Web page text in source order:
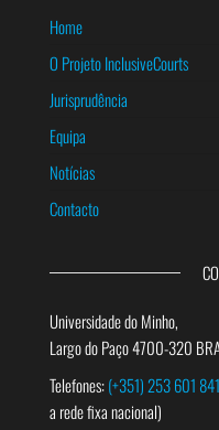
Home
O Projeto InclusiveCourts
Jurisprudência
Equipa
Notícias
Contacto
Universidade do Minho,
Largo do Paço 4700-320
Telefones:(+351) 253 601 841
a rede fixa nacional)